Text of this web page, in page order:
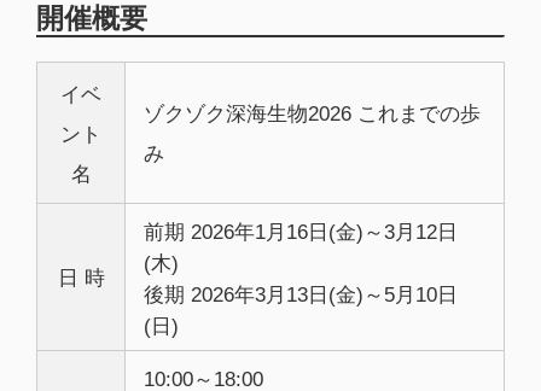
開催概要
イベ
ント
名
ゾクゾク深海生物2026 これまでの歩
み
日 時
前期 2026年1月16日(金)～3月12日
(木)
後期 2026年3月13日(金)～5月10日
(日)
10:00～18:00